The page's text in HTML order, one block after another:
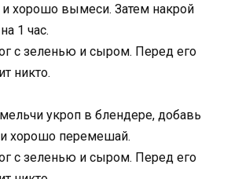
хорошо вымеси. Затем накрой
1 час.
укроп в блендере, добавь
хорошо перемешай.